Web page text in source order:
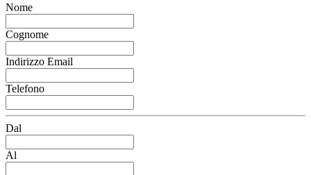
Nome
Cognome
Indirizzo Email
Telefono
Dal
Al